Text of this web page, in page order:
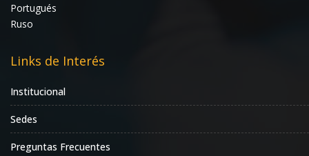
Portugués
Ruso
Links de Interés
Institucional
Sedes
Preguntas Frecuentes